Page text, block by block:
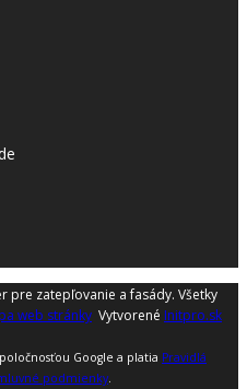
pre zatepľovanie a fasády. Všetky
web stránky Vytvorené Initpro.sk
Google a platia Pravidlá
podmienky.